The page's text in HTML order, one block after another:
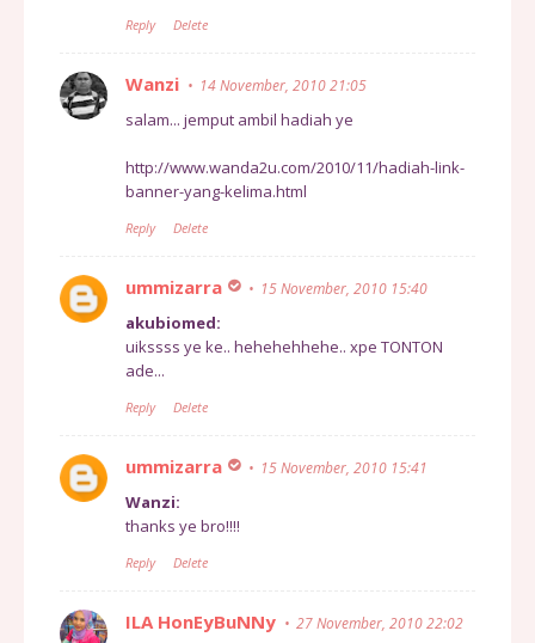
Reply Delete
Wanzi 14 November, 2010 21:05
salam... jemput ambil hadiah ye
http://www.wanda2u.com/2010/11/hadiah-link-
banner-yang-kelima.html
Reply Delete
ummizarra 15 November, 2010 15:40
akubiomed:
uikssss ye ke.. hehehehhehe.. xpe TONTON
ade...
Reply Delete
ummizarra 15 November, 2010 15:41
Wanzi:
thanks ye bro!!!!
Reply Delete
ILA HonEyBuNNy 27 November, 2010 22:02